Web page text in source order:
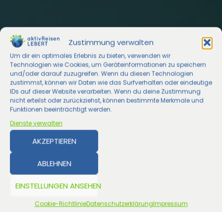
Zustimmung verwalten
Um dir ein optimales Erlebnis zu bieten, verwenden wir
Technologien wie Cookies, um Geräteinformationen zu speichern
und/oder darauf zuzugreifen. Wenn du diesen Technologien
zustimmst, können wir Daten wie das Surfverhalten oder eindeutige
IDs auf dieser Website verarbeiten. Wenn du deine Zustimmung
nicht erteilst oder zurückziehst, können bestimmte Merkmale und
Funktionen beeinträchtigt werden.
Dienste verwalten
AKZEPTIEREN
ABLEHNEN
EINSTELLUNGEN ANSEHEN
Cookie-RichtlinieDatenschutzerklärungImpressum